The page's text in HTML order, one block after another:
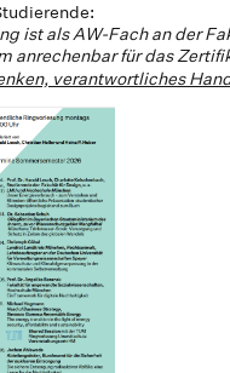
ist als AW-Fach an der
anrechenbar für das
verantwortliches